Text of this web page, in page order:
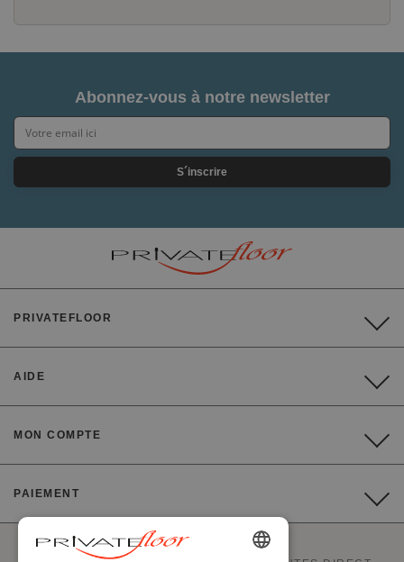
Abonnez-vous à notre newsletter
S´inscrire
PRIVATEFLOOR
AIDE
MON COMPTE
PAIEMENT